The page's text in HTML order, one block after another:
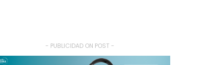
- PUBLICIDAD ON POST -